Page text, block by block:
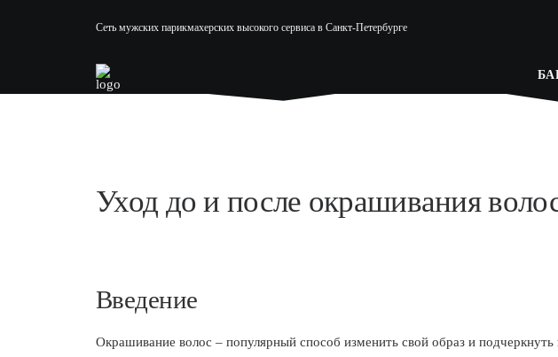
Сеть мужских парикмахерских высокого сервиса в Санкт-Петербурге
Уход до и после окрашивания
Введение
Окрашивание волос – популярный способ изменить свой образ и подчеркнуть